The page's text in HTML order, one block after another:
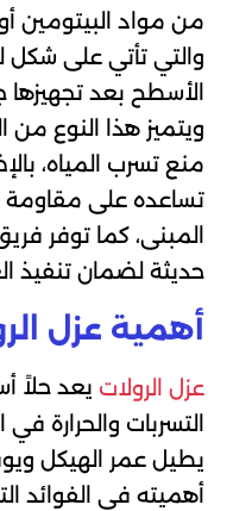
من مواد البيتومين أو
والتي تأتي على شكل
الأسطح بعد
ويتميز هذا النوع من
منع تسرب المياه،
تساعده على مقاومة
المبنى، كما توفر
حديثة لضمان تنفيذ
أهمية عزل
عزل الرولات يعد حلاً
التسربات والحرارة في
يطيل عمر الهيكل
أهميته في الفوائد